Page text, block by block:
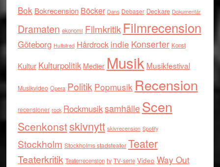
Bok Bokrecension Böcker Dans Debaser Deckare Dokumentär
Dramaten ekonomi Filmkritik Filmrecension
Göteborg Hultsfred Hårdrock indie Konserter Konst
Kultur Kulturpolitik Medier Musik Musikfestival
Musikvideo Opera Politik Popmusik Recension
recensioner rock RockmusiksamhälleScen
Scenkonstskivnytt skivrecension Spotify
Stockholm Stockholms stadsteater Teater
Teaterkritik Teaterrecension tv TV-serie Video Way Out